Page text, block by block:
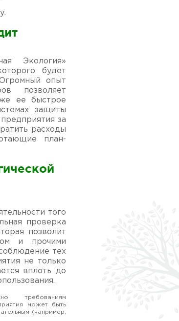
Экология»
будет
опыт
позволяет
ее быстрое
защиты
за
расходы
план-
того
проверка
позволит
и прочими
тех
не только
вплоть до
требованиям
может быть
(например,